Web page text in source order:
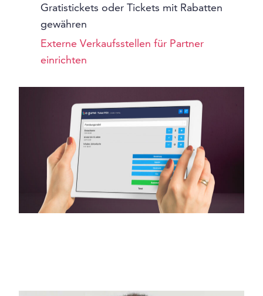
Gratistickets oder Tickets mit Rabatten
gewähren
Externe Verkaufsstellen für Partner
einrichten